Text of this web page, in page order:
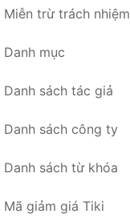
Miễn trừ trách nhiệm
Danh mục
Danh sách tác giả
Danh sách công ty
Danh sách từ khóa
Mã giảm giá Tiki